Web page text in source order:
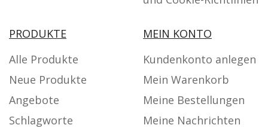
PRODUKTE
Alle Produkte
Neue Produkte
Angebote
Schlagworte
MEIN KONTO
Kundenkonto anlegen
Mein Warenkorb
Meine Bestellungen
Meine Nachrichten